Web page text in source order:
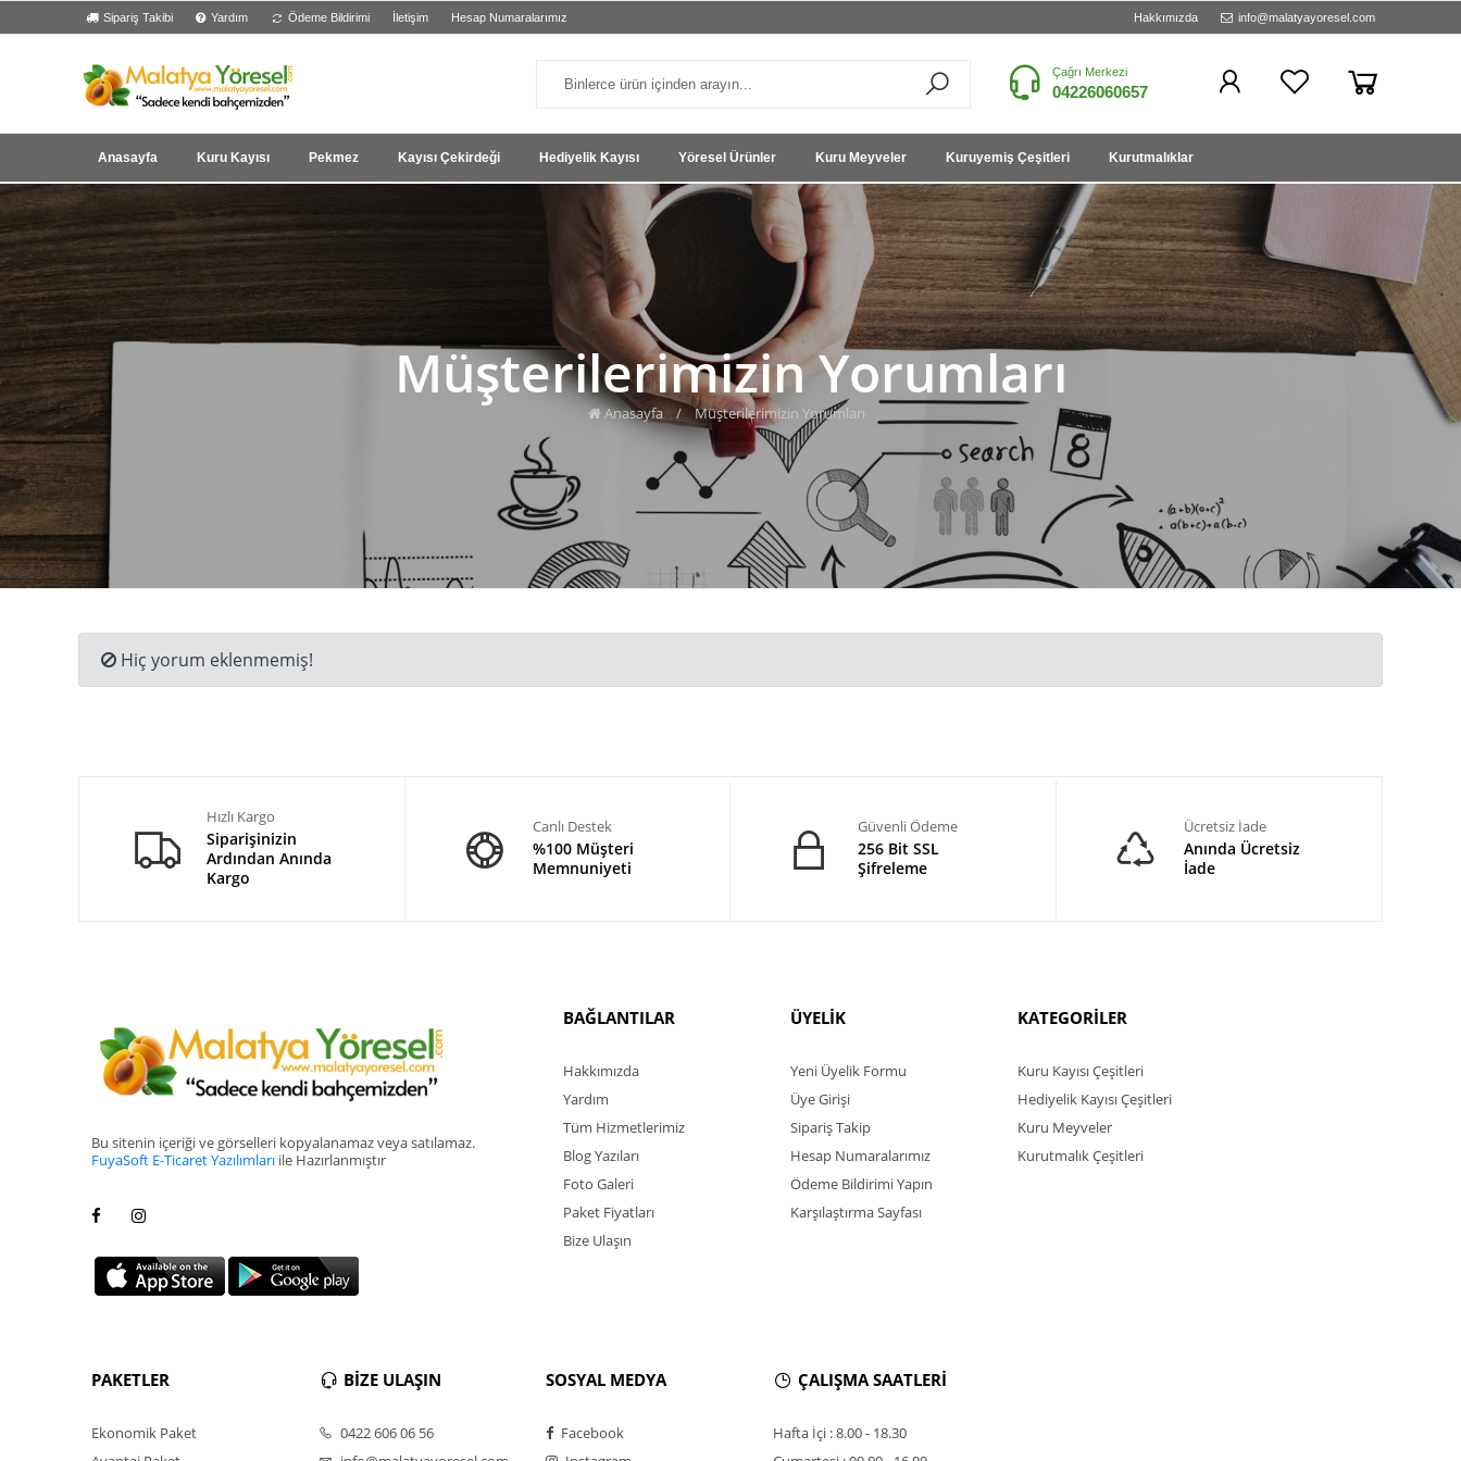
Sipariş Takibi Yardım Ödeme Bildirimi İletişim Hesap Numaralarımız Hakkımızda info@malatyayoresel.com
Çağrı Merkezi
04226060657
Anasayfa Kuru Kayısı Pekmez Kayısı Çekirdeği Hediyelik Kayısı Yöresel Ürünler Kuru Meyveler Kuruyemiş Çeşitleri Kurutmalıklar
Müşterilerimizin Yorumları
Anasayfa / Müşterilerimizin Yorumları
Hiç yorum eklenmemiş!
Hızlı Kargo
Siparişinizin
Ardından Anında
Kargo
Canlı Destek
%100 Müşteri
Memnuniyeti
Güvenli Ödeme
256 Bit SSL
Şifreleme
Ücretsiz İade
Anında Ücretsiz
İade
Bu sitenin içeriği ve görselleri kopyalanamaz veya satılamaz.
FuyaSoft E-Ticaret Yazılımları ile Hazırlanmıştır
BAĞLANTILAR
Hakkımızda
Yardım
Tüm Hizmetlerimiz
Blog Yazıları
Foto Galeri
Paket Fiyatları
Bize Ulaşın
ÜYELİK
Yeni Üyelik Formu
Üye Girişi
Sipariş Takip
Hesap Numaralarımız
Ödeme Bildirimi Yapın
Karşılaştırma Sayfası
KATEGORİLER
Kuru Kayısı Çeşitleri
Hediyelik Kayısı Çeşitleri
Kuru Meyveler
Kurutmalık Çeşitleri
PAKETLER
Ekonomik Paket
BİZE ULAŞIN
0422 606 06 56
SOSYAL MEDYA
Facebook
ÇALIŞMA SAATLERİ
Hafta İçi : 8.00 - 18.30